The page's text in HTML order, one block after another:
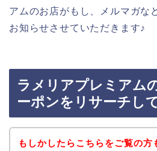
アムのお店がもし、メルマガな
お知らせさせていただきます♪
ラメリアプレミアム
ーポンをリサーチし
もしかしたらこちらをご覧の方